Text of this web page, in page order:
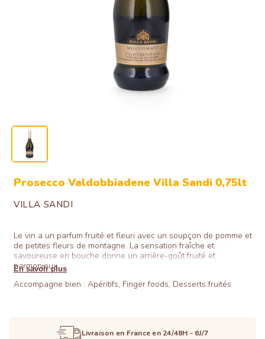
le
média
dans
une
modale
Prosecco Valdobbiadene Villa Sandi 0,75lt
VILLA SANDI
Le vin a un parfum fruité et fleuri avec un soupçon de pomme et
de petites fleurs de montagne. La sensation fraîche et
savoureuse en bouche donne un arrière-goût fruité et
harmonieux.
Accompagne bien : Apéritifs, Finger foods, Desserts fruités
En savoir plus
Livraison en France en 24/48H - 6J/7